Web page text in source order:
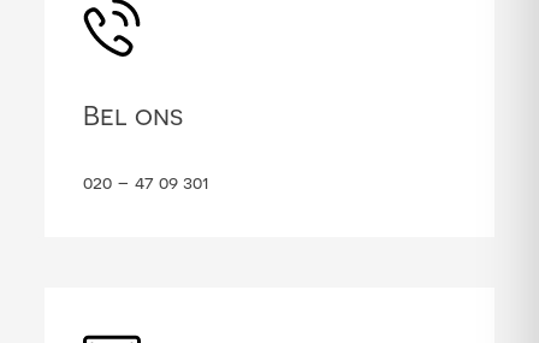
Bel ons
020 – 47 09 301